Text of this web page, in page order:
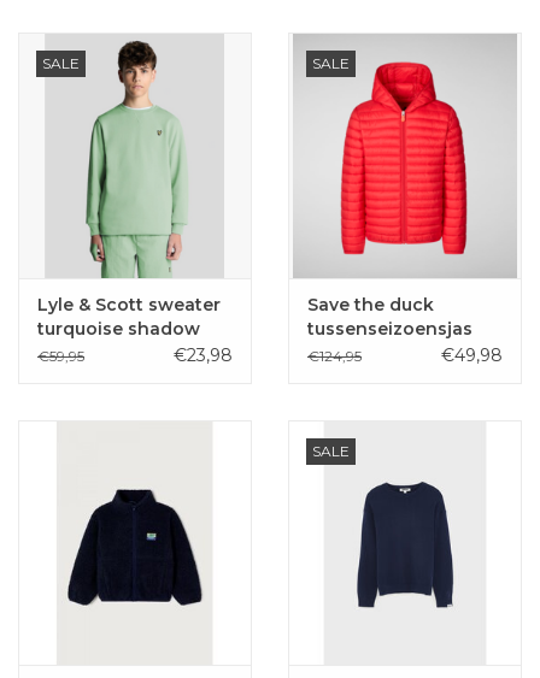
SALE
Lyle & Scott sweater
turquoise shadow
€59,95 €23,98
SALE
Save the duck
tussenseizoensjas
Huey jack red
€124,95 €49,98
SALE